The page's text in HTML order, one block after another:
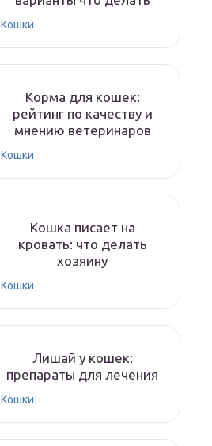
Кошки
Корма для кошек:
рейтинг по качеству и
мнению ветеринаров
Кошки
Кошка писает на
кровать: что делать
хозяину
Кошки
Лишай у кошек:
препараты для лечения
Кошки